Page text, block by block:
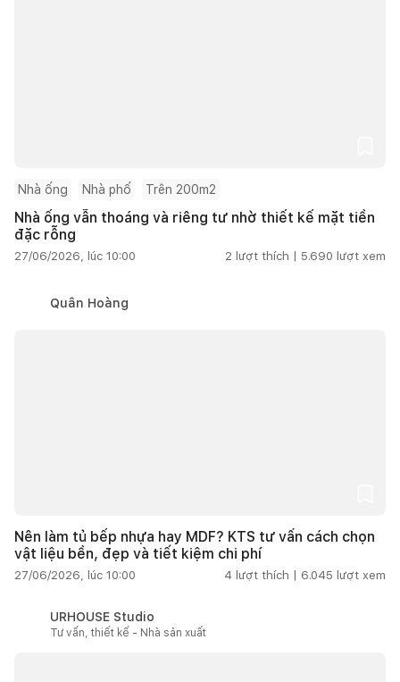
Nhà ống Nhà phố Trên 200m2
Nhà ống vẫn thoáng và riêng tư nhờ thiết kế mặt tiền
đặc rỗng
27/06/2026, lúc 10:00 2 lượt thích | 5.690 lượt xem
Quân Hoàng
Nên làm tủ bếp nhựa hay MDF? KTS tư vấn cách chọn
vật liệu bền, đẹp và tiết kiệm chi phí
27/06/2026, lúc 10:00 4 lượt thích | 6.045 lượt xem
URHOUSE Studio
Tư vấn, thiết kế - Nhà sản xuất